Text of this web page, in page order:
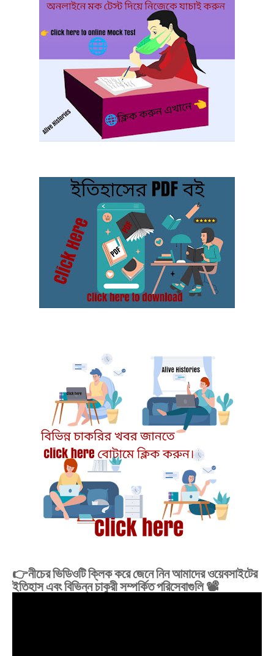
👉নীচের ভিডিওটি ক্লিক করে জেনে নিন আমাদের ওয়েবসাইটের
ইতিহাস এবং বিভিন্ন চাকুরী সম্পর্কিত পরিসেবাগুলি 📽️